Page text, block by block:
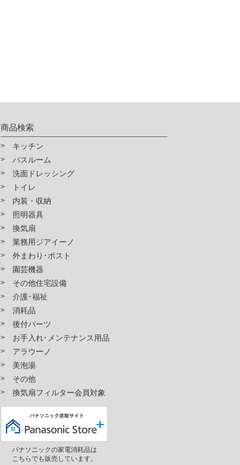
商品検索
キッチン
バスルーム
洗面ドレッシング
トイレ
内装・収納
照明器具
換気扇
業務用ジアイーノ
外まわり･ポスト
園芸機器
その他住宅設備
介護･福祉
消耗品
後付パーツ
お手入れ･メンテナンス用品
アラウーノ
美泡湯
その他
換気扇フィルター会員対象
パナソニックの家電消耗品は
こちらでも販売しています。